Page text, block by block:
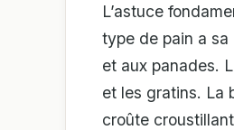
L’astuce
type de pain a sa
et aux panades.
et les gratins. La
croûte